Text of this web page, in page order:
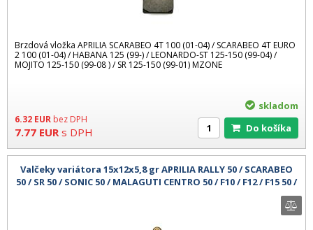
Brzdová vložka APRILIA SCARABEO 4T 100 (01-04) / SCARABEO 4T EURO
2 100 (01-04) / HABANA 125 (99-) / LEONARDO-ST 125-150 (99-04) /
MOJITO 125-150 (99-08 ) / SR 125-150 (99-01) MZONE
6.32 EUR bez DPH
7.77 EUR s DPH
skladom
Do košíka
Valčeky variátora 15x12x5,8 gr APRILIA RALLY 50 / SCARABEO
50 / SR 50 / SONIC 50 / MALAGUTI CENTRO 50 / F10 / F12 / F15 50 /